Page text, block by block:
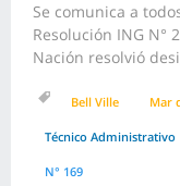
Se comunica a
Resolución ING N°
Nación resolvió
Bell Ville Mar
Técnico Administrativo
N° 169